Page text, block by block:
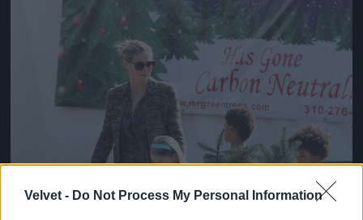
Velvet - Do Not Process My Personal Information